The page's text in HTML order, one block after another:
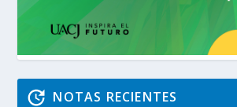
NOTAS RECIENTES